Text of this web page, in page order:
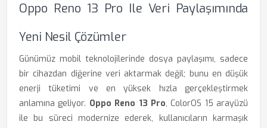
Oppo Reno 13 Pro Ile Veri Paylaşımında
Yeni Nesil Çözümler
Günümüz mobil teknolojilerinde dosya paylaşımı, sadece
bir cihazdan diğerine veri aktarmak değil; bunu en düşük
enerji tüketimi ve en yüksek hızla gerçekleştirmek
anlamına geliyor. Oppo Reno 13 Pro, ColorOS 15 arayüzü
ile bu süreci modernize ederek, kullanıcıların karmaşık